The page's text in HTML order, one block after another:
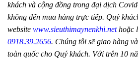
khách và cộng đồng trong đại dịch
không đến mua hàng trực tiếp. Quý
website www.sieuthimaynenkhi.nethoặc
0918.39.2656. Chúng tôi sẽ giao hàng
toàn quốc cho Quý khách. Với trên 10